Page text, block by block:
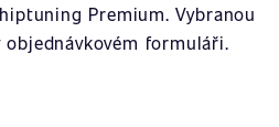
Premium. Vybranou
formuláři.